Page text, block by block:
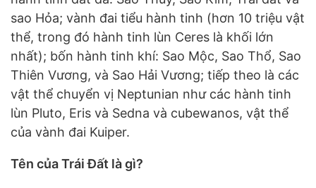
sao Hỏa; vành đai tiểu hành tinh (hơn 10 triệu vật
thể, trong đó hành tinh lùn Ceres là khối lớn
nhất); bốn hành tinh khí: Sao Mộc, Sao Thổ, Sao
Thiên Vương, và Sao Hải Vương; tiếp theo là các
vật thể chuyển vị Neptunian như các hành tinh
lùn Pluto, Eris và Sedna và cubewanos, vật thể
của vành đai Kuiper.
Tên của Trái Đất là gì?